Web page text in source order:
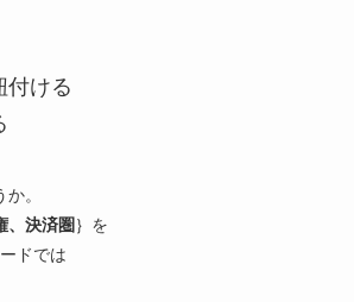
付ける
。
、決済圏 ｝を
ドでは